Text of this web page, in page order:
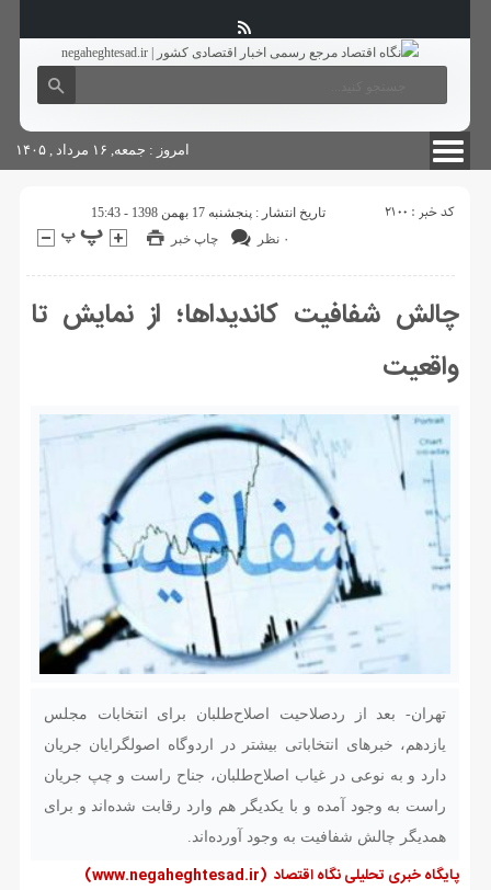
آگهی های دولتی چاپ شناسنامه سایت
امروز : جمعه, ۱۶ مرداد , ۱۴۰۵
کد خبر : 2100
تاریخ انتشار : پنجشنبه 17 بهمن 1398 - 15:43
چاپ خبر
۰ نظر
چالش شفافیت کاندیداها؛ از نمایش تا
واقعیت
تهران- بعد از ردصلاحیت اصلاح‌طلبان برای انتخابات مجلس
یازدهم، خبرهای انتخاباتی بیشتر در اردوگاه اصولگرایان جریان
دارد و به نوعی در غیاب اصلاح‌طلبان، جناح راست و چپ جریان
راست به وجود آمده‌ و با یکدیگر هم وارد رقابت شده‌اند و برای
همدیگر چالش شفافیت به وجود آورده‌اند.
پایگاه خبری تحلیلی نگاه اقتصاد (www.negaheghtesad.ir)